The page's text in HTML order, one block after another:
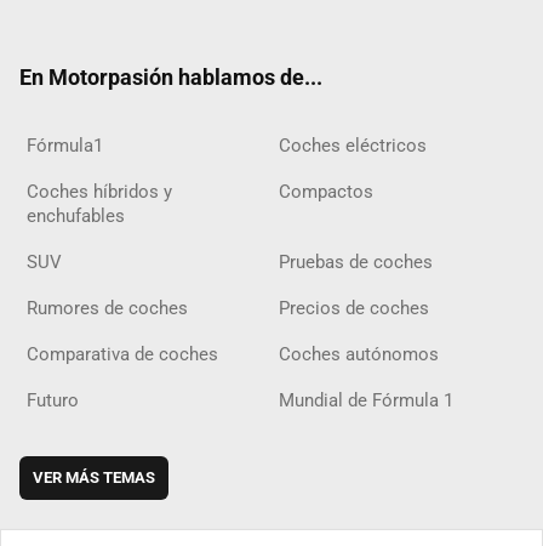
En Motorpasión hablamos de...
Fórmula1 Coches eléctricos
Coches híbridos y
enchufables
Compactos
SUV Pruebas de coches
Rumores de coches Precios de coches
Comparativa de coches Coches autónomos
Futuro Mundial de Fórmula 1
VER MÁS TEMAS